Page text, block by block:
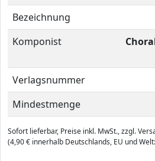
Bezeichnung
Komponist
Verlagsnummer
Mindestmenge
Sofort lieferbar, Preise inkl. MwSt., zzgl.
(4,90 € innerhalb Deutschlands, EU und